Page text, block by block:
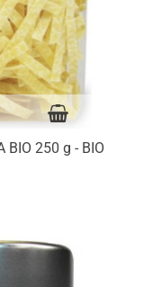
BIO 250 g - BIO